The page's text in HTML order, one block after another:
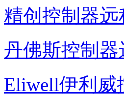
精创控制器远
丹佛斯控制器
Eliwell伊利威